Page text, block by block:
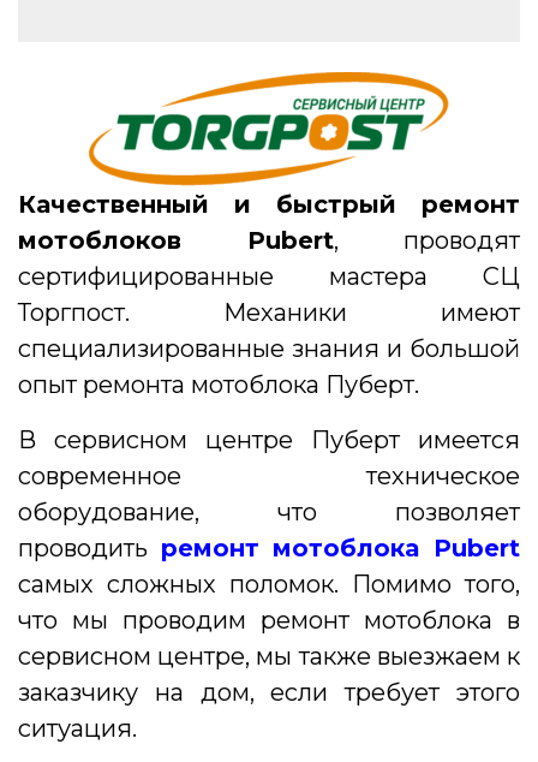
Качественный и быстрый ремонт
мотоблоков Pubert, проводят
сертифицированные мастера СЦ
Торгпост. Механики имеют
специализированные знания и большой
опыт ремонта мотоблока Пуберт.
В сервисном центре Пуберт имеется
современное техническое
оборудование, что позволяет
проводить ремонт мотоблока Pubert
самых сложных поломок. Помимо того,
что мы проводим ремонт мотоблока в
сервисном центре, мы также выезжаем к
заказчику на дом, если требует этого
ситуация.